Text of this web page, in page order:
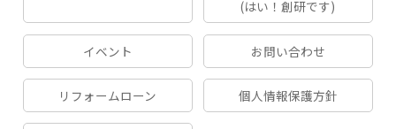
(はい！創研です)
イベント お問い合わせ
リフォームローン 個人情報保護方針